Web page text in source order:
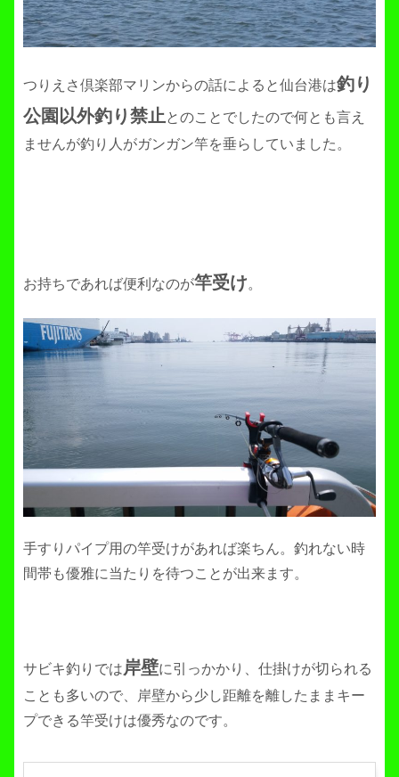
つりえさ倶楽部マリンからの話によると仙台港は釣り
公園以外釣り禁止とのことでしたので何とも言え
ませんが釣り人がガンガン竿を垂らしていました。
お持ちであれば便利なのが竿受け。
手すりパイプ用の竿受けがあれば楽ちん。釣れない時
間帯も優雅に当たりを待つことが出来ます。
サビキ釣りでは岸壁に引っかかり、仕掛けが切られる
ことも多いので、岸壁から少し距離を離したままキー
プできる竿受けは優秀なのです。